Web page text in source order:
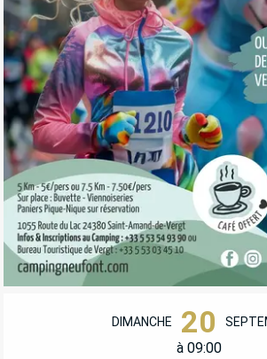
OUVERTURE ET
DIMANCHE 20
à 09:00